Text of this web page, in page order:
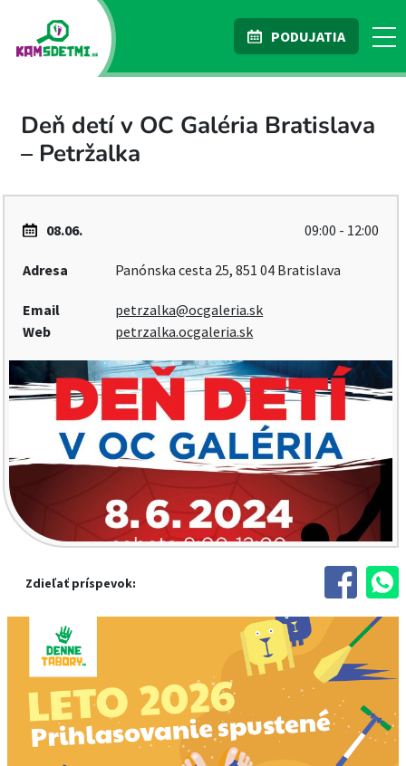
PODUJATIA
Deň detí v OC Galéria Bratislava
– Petržalka
08.06. 09:00 - 12:00
Adresa Panónska cesta 25, 851 04 Bratislava
Email
petrzalka@ocgaleria.sk
Web
petrzalka.ocgaleria.sk
Zdieľať príspevok: